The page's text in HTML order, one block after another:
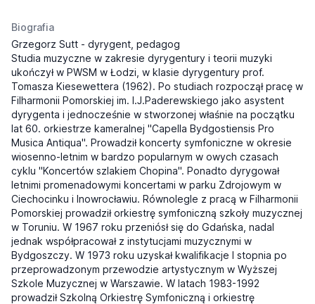
Biografia
Grzegorz Sutt - dyrygent, pedagog
Studia muzyczne w zakresie dyrygentury i teorii muzyki
ukończył w PWSM w Łodzi, w klasie dyrygentury prof.
Tomasza Kiesewettera (1962). Po studiach rozpoczął pracę w
Filharmonii Pomorskiej im. I.J.Paderewskiego jako asystent
dyrygenta i jednocześnie w stworzonej właśnie na początku
lat 60. orkiestrze kameralnej "Capella Bydgostiensis Pro
Musica Antiqua". Prowadził koncerty symfoniczne w okresie
wiosenno-letnim w bardzo popularnym w owych czasach
cyklu "Koncertów szlakiem Chopina". Ponadto dyrygował
letnimi promenadowymi koncertami w parku Zdrojowym w
Ciechocinku i Inowrocławiu. Równolegle z pracą w Filharmonii
Pomorskiej prowadził orkiestrę symfoniczną szkoły muzycznej
w Toruniu. W 1967 roku przeniósł się do Gdańska, nadal
jednak współpracował z instytucjami muzycznymi w
Bydgoszczy. W 1973 roku uzyskał kwalifikacje I stopnia po
przeprowadzonym przewodzie artystycznym w Wyższej
Szkole Muzycznej w Warszawie. W latach 1983-1992
prowadził Szkolną Orkiestrę Symfoniczną i orkiestrę